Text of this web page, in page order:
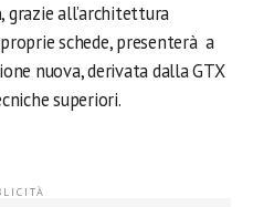
, grazie all’architettura
schede, presenterà a
nuova, derivata dalla GTX
superiori.